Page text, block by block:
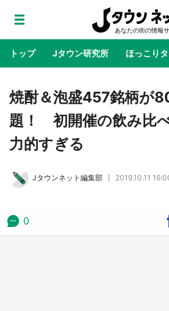
トップ Jタウン研究所 ほっこり
地域×二次元 絶景 あの時は
ラプラス・ダークネス
公式プロモ動画で「聖地
の「猫猫像」も【8／1
焼酎＆泡盛457銘柄が
題！ 初開催の飲み比
力的すぎる
Jタウンネット編集部 2019.10.11
0